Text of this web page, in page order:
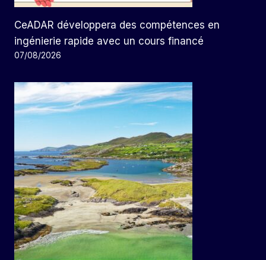
CeADAR développera des compétences en
ingénierie rapide avec un cours financé
07/08/2026